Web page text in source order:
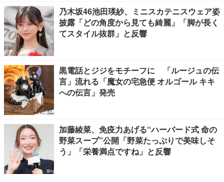
乃木坂46池田瑛紗、ミニスカテニスウェア姿
披露「どの角度から見ても綺麗」「脚が長く
てスタイル抜群」と反響
黒電話とジジをモチーフに 「ルージュの伝
言」流れる「魔女の宅急便 オルゴール キキ
への伝言」発売
加藤綾菜、免疫力あげる“ハーバード式 命の
野菜スープ”公開「野菜たっぷりで美味しそ
う」「栄養満点ですね」と反響